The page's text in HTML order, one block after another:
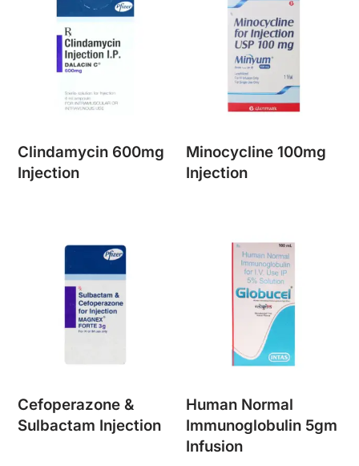
Clindamycin 600mg
Injection
Minocycline 100mg
Injection
Cefoperazone &
Sulbactam Injection
Human Normal
Immunoglobulin 5gm
Infusion